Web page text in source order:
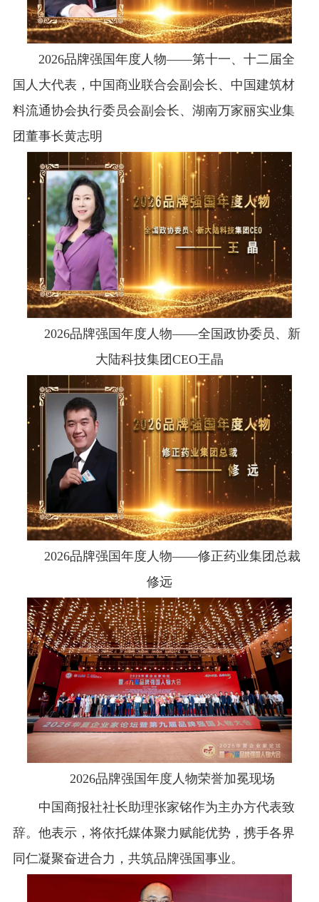
2026品牌强国年度人物——第十一、十二届全
国人大代表，中国商业联合会副会长、中国建筑材
料流通协会执行委员会副会长、湖南万家丽实业集
团董事长黄志明
2026品牌强国年度人物——全国政协委员、新
大陆科技集团CEO王晶
2026品牌强国年度人物——修正药业集团总裁
修远
2026品牌强国年度人物荣誉加冕现场
中国商报社社长助理张家铭作为主办方代表致
辞。他表示，将依托媒体聚力赋能优势，携手各界
同仁凝聚奋进合力，共筑品牌强国事业。